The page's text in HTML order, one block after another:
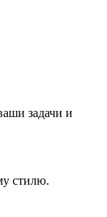
задачи и
стилю.